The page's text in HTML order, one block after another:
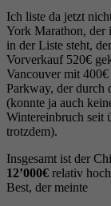
Ich liste da jetzt
York Marathon, der
in der Liste steht,
Vorverkauf 520€
Vancouver mit
Parkway, der durch
(konnte ja auch
Wintereinbruch seit
trotzdem).
Insgesamt ist der
12’000€ relativ
Best, der meinte